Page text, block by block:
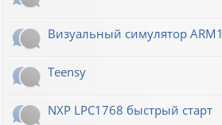
Визуальный симулятор ARM1
Teensy
NXP LPC1768 быстрый старт